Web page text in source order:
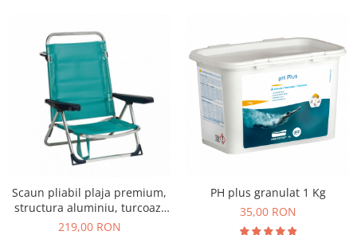
Scaun pliabil plaja premium,
structura aluminiu, turcoaz,
Alco 607ALGF-0030
219,00 RON
PH plus granulat 1 Kg
35,00 RON